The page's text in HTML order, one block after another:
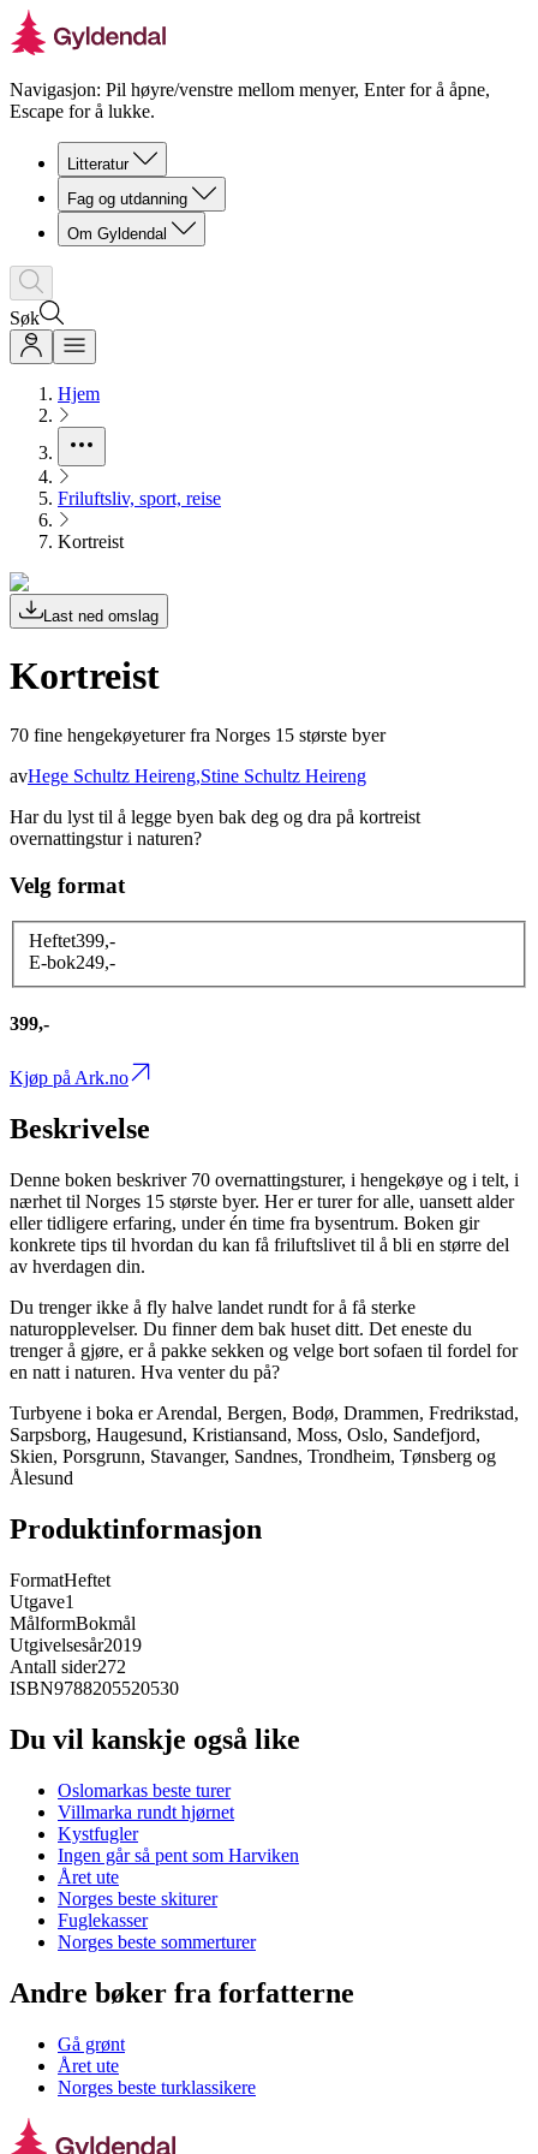
Navigasjon: Pil høyre/venstre mellom menyer, Enter for å åpne,
Escape for å lukke.
Litteratur
Fag og utdanning
Om Gyldendal
Søk
Hjem
Friluftsliv, sport, reise
Kortreist
Last ned omslag
Kortreist
70 fine hengekøyeturer fra Norges 15 største byer
avHege Schultz Heireng,Stine Schultz Heireng
Har du lyst til å legge byen bak deg og dra på kortreist
overnattingstur i naturen?
Velg format
Heftet399,-
E-bok249,-
399,-
Kjøp på Ark.no
Beskrivelse
Denne boken beskriver 70 overnattingsturer, i hengekøye og i telt, i
nærhet til Norges 15 største byer. Her er turer for alle, uansett alder
eller tidligere erfaring, under én time fra bysentrum. Boken gir
konkrete tips til hvordan du kan få friluftslivet til å bli en større del
av hverdagen din.
Du trenger ikke å fly halve landet rundt for å få sterke
naturopplevelser. Du finner dem bak huset ditt. Det eneste du
trenger å gjøre, er å pakke sekken og velge bort sofaen til fordel for
en natt i naturen. Hva venter du på?
Turbyene i boka er Arendal, Bergen, Bodø, Drammen, Fredrikstad,
Sarpsborg, Haugesund, Kristiansand, Moss, Oslo, Sandefjord,
Skien, Porsgrunn, Stavanger, Sandnes, Trondheim, Tønsberg og
Ålesund
Produktinformasjon
FormatHeftet
Utgave1
MålformBokmål
Utgivelsesår2019
Antall sider272
ISBN9788205520530
Du vil kanskje også like
Oslomarkas beste turer
Villmarka rundt hjørnet
Kystfugler
Ingen går så pent som Harviken
Året ute
Norges beste skiturer
Fuglekasser
Norges beste sommerturer
Andre bøker fra forfatterne
Gå grønt
Året ute
Norges beste turklassikere